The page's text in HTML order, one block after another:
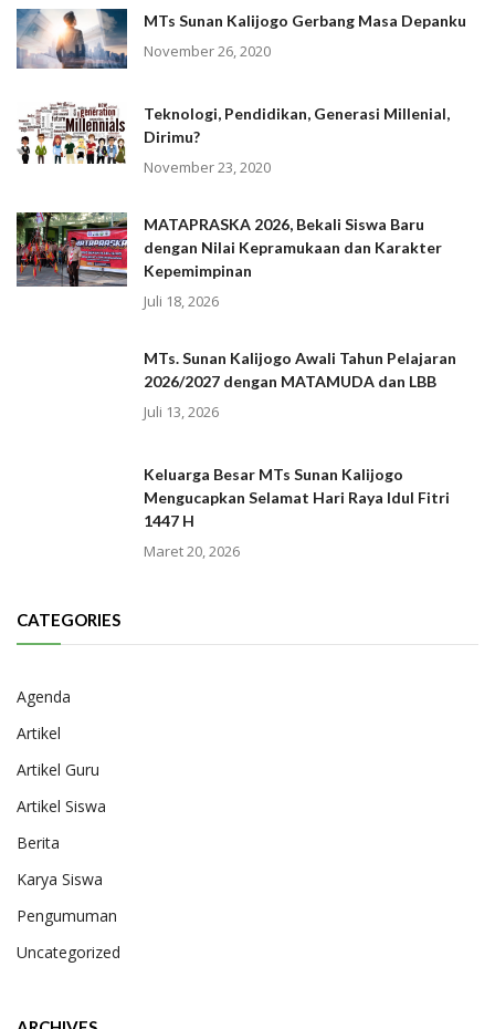
MTs Sunan Kalijogo Gerbang Masa Depanku
November 26, 2020
Teknologi, Pendidikan, Generasi Millenial,
Dirimu?
November 23, 2020
MATAPRASKA 2026, Bekali Siswa Baru
dengan Nilai Kepramukaan dan Karakter
Kepemimpinan
Juli 18, 2026
MTs. Sunan Kalijogo Awali Tahun Pelajaran
2026/2027 dengan MATAMUDA dan LBB
Juli 13, 2026
Keluarga Besar MTs Sunan Kalijogo
Mengucapkan Selamat Hari Raya Idul Fitri
1447 H
Maret 20, 2026
CATEGORIES
Agenda
Artikel
Artikel Guru
Artikel Siswa
Berita
Karya Siswa
Pengumuman
Uncategorized